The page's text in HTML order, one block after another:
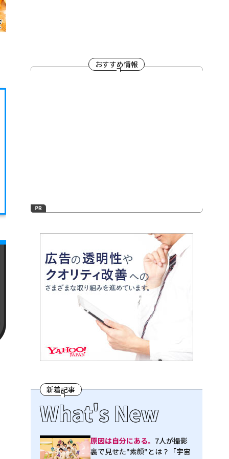
おすすめ情報
新着記事
What's New
原因は自分にある。 7人が撮影
裏で見せた"素顔"とは？「宇宙